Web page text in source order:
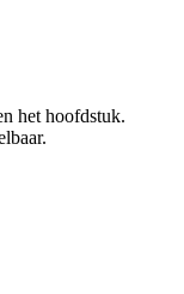
het hoofdstuk.